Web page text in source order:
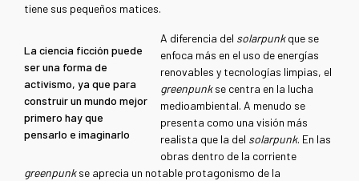
tiene sus pequeños matices.
La ciencia ficción puede
ser una forma de
activismo, ya que para
construir un mundo mejor
primero hay que
pensarlo e imaginarlo
A diferencia del solarpunkque se
enfoca más en el uso de energías
renovables y tecnologías limpias, el
greenpunkse centra en la lucha
medioambiental. A menudo se
presenta como una visión más
realista que la del solarpunk. En las
obras dentro de la corriente
greenpunkse aprecia un notable protagonismo de la